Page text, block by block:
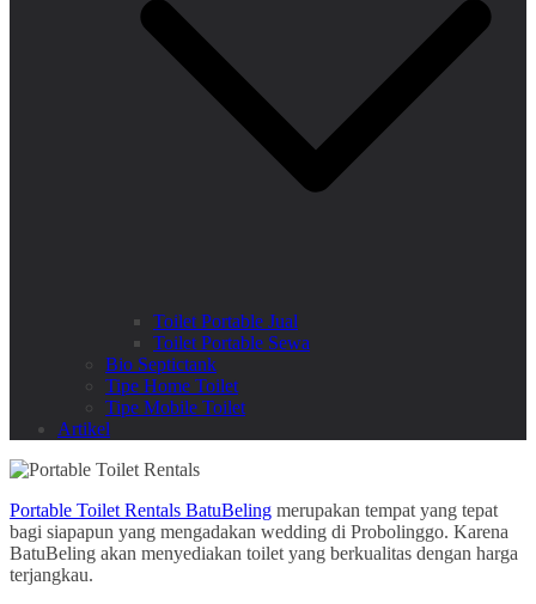
Toilet Portable Jual
Toilet Portable Sewa
Bio Septictank
Tipe Home Toilet
Tipe Mobile Toilet
Artikel
Portable Toilet Rentals BatuBeling merupakan tempat yang tepat
bagi siapapun yang mengadakan wedding di Probolinggo. Karena
BatuBeling akan menyediakan toilet yang berkualitas dengan harga
terjangkau.